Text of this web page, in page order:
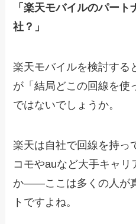
「楽天モバイルのパー
社？」
楽天モバイルを検討する
が「結局どこの回線を使
ではないでしょうか。
楽天は自社で回線を持っ
コモやauなど大手キャ
か――ここは多くの人が
トですよね。